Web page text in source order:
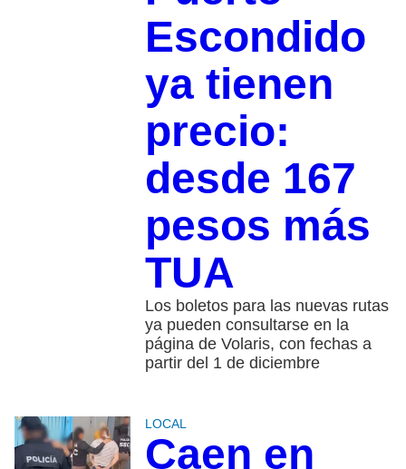
Escondido
ya tienen
precio:
desde 167
pesos más
TUA
Los boletos para las nuevas rutas
ya pueden consultarse en la
página de Volaris, con fechas a
partir del 1 de diciembre
LOCAL
Caen en